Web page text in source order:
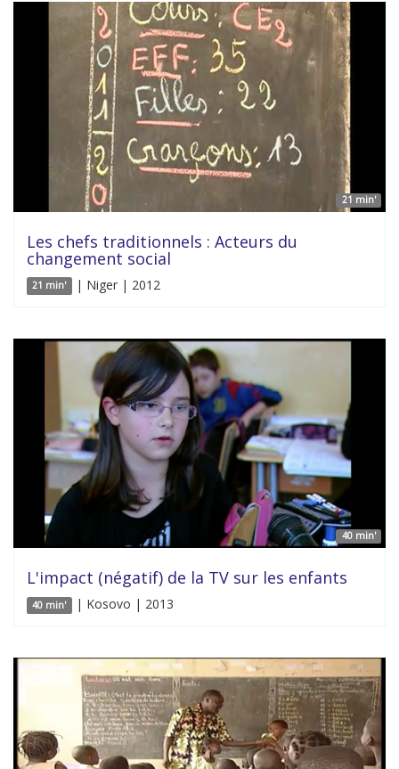
21 min'
Les chefs traditionnels : Acteurs du
changement social
21 min' | Niger | 2012
40 min'
L'impact (négatif) de la TV sur les enfants
40 min' | Kosovo | 2013